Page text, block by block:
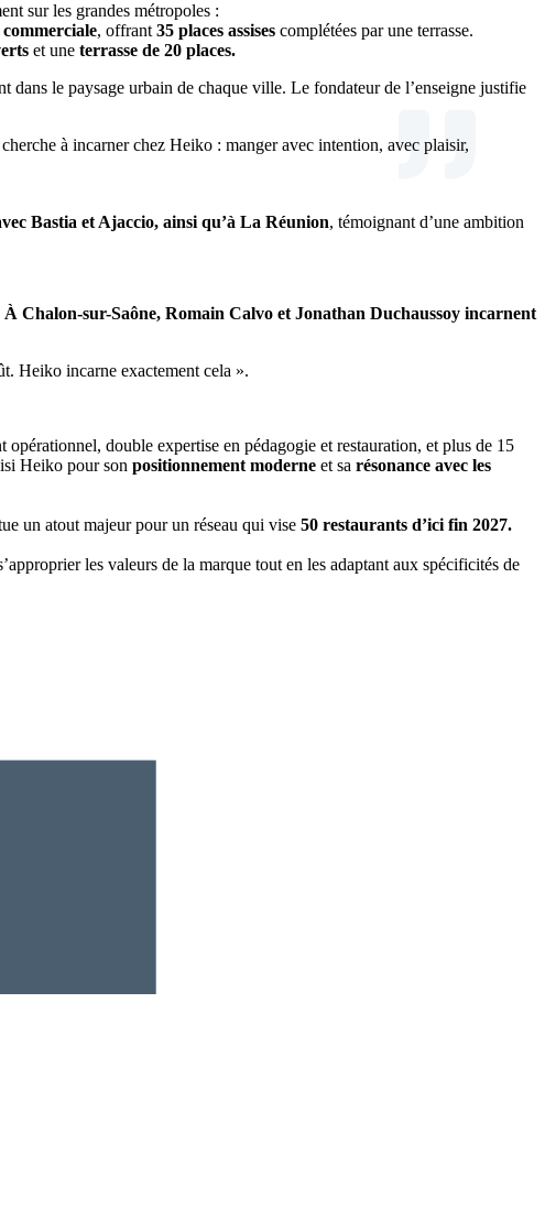
sur les grandes métropoles :
commerciale, offrant 35 places assises complétées par une terrasse.
et une terrasse de 20 places.
dans le paysage urbain de chaque ville. Le fondateur de l’enseigne justifie
à incarner chez Heiko : manger avec intention, avec plaisir,
Bastia et Ajaccio, ainsi qu’à La Réunion, témoignant d’une ambition
À Chalon-sur-Saône, Romain Calvo et Jonathan Duchaussoy incarnent
Heiko incarne exactement cela ».
double expertise en pédagogie et restauration, et plus de 15
Heiko pour son positionnement moderne et sa résonance avec les
un atout majeur pour un réseau qui vise 50 restaurants d’ici fin 2027.
les valeurs de la marque tout en les adaptant aux spécificités de